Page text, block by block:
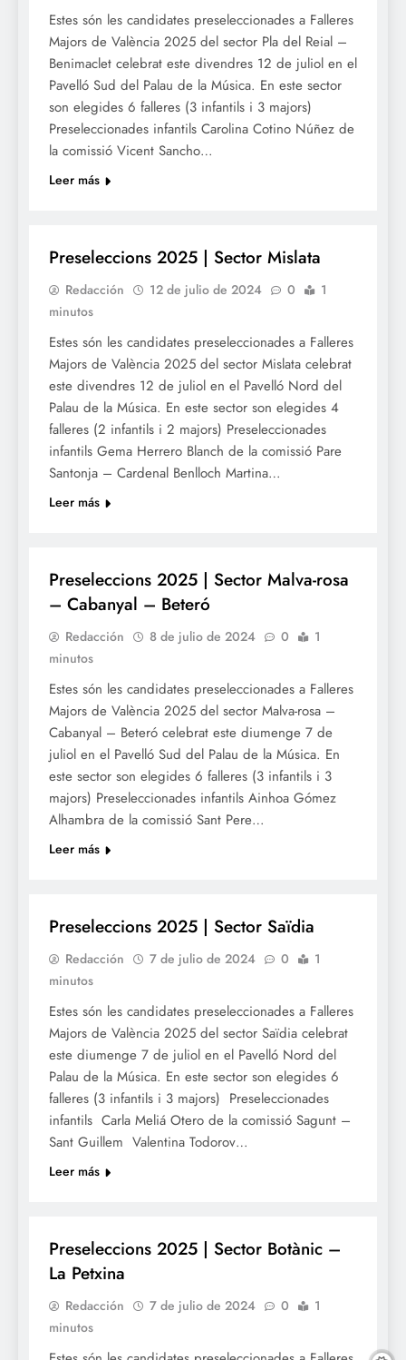
Estes són les candidates preseleccionades a Falleres
Majors de València 2025 del sector Pla del Reial –
Benimaclet celebrat este divendres 12 de juliol en el
Pavelló Sud del Palau de la Música. En este sector
son elegides 6 falleres (3 infantils i 3 majors)
Preseleccionades infantils Carolina Cotino Núñez de
la comissió Vicent Sancho…
Leer más
Preseleccions 2025 | Sector Mislata
Redacción 12 de julio de 2024 0
1
minutos
Estes són les candidates preseleccionades a Falleres
Majors de València 2025 del sector Mislata celebrat
este divendres 12 de juliol en el Pavelló Nord del
Palau de la Música. En este sector son elegides 4
falleres (2 infantils i 2 majors) Preseleccionades
infantils Gema Herrero Blanch de la comissió Pare
Santonja – Cardenal Benlloch Martina…
Leer más
Preseleccions 2025 | Sector Malva-rosa
– Cabanyal – Beteró
Redacción 8 de julio de 2024 0
1
minutos
Estes són les candidates preseleccionades a Falleres
Majors de València 2025 del sector Malva-rosa –
Cabanyal – Beteró celebrat este diumenge 7 de
juliol en el Pavelló Sud del Palau de la Música. En
este sector son elegides 6 falleres (3 infantils i 3
majors) Preseleccionades infantils Ainhoa Gómez
Alhambra de la comissió Sant Pere…
Leer más
Preseleccions 2025 | Sector Saïdia
Redacción 7 de julio de 2024 0
1
minutos
Estes són les candidates preseleccionades a Falleres
Majors de València 2025 del sector Saïdia celebrat
este diumenge 7 de juliol en el Pavelló Nord del
Palau de la Música. En este sector son elegides 6
falleres (3 infantils i 3 majors) Preseleccionades
infantils Carla Meliá Otero de la comissió Sagunt –
Sant Guillem Valentina Todorov…
Leer más
Preseleccions 2025 | Sector Botànic –
La Petxina
Redacción 7 de julio de 2024 0
1
minutos